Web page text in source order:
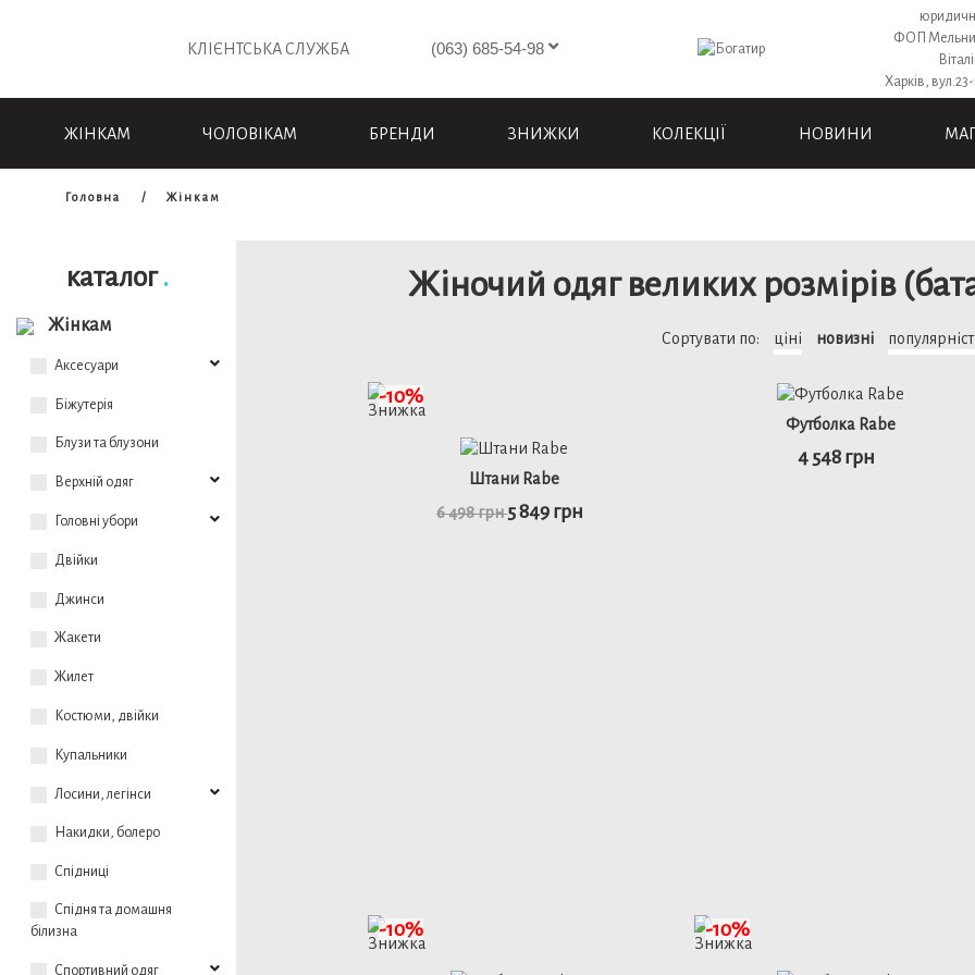
КЛІЄНТСЬКА СЛУЖБА (063) 685-54-98
ФОП
Харків,
ЖІНКАМ ЧОЛОВІКАМ БРЕНДИ ЗНИЖКИ КОЛЕКЦІЇ НОВИНИ
Головна Жінкам
каталог.
Жінкам
Аксесуари
Біжутерія
Блузи та блузони
Верхній одяг
Головні убори
Двійки
Джинси
Жакети
Жилет
Костюми, двійки
Купальники
Лосини, легінси
Накидки, болеро
Спідниці
Спідня та домашня
білизна
Спортивний одяг
Жіночий одяг великих розмірів
Сортувати по: ціні новизні
Штани Rabe
6 498 грн 5 849 грн
-10%
Футболка Rabe
4 548 грн
-10% -10%